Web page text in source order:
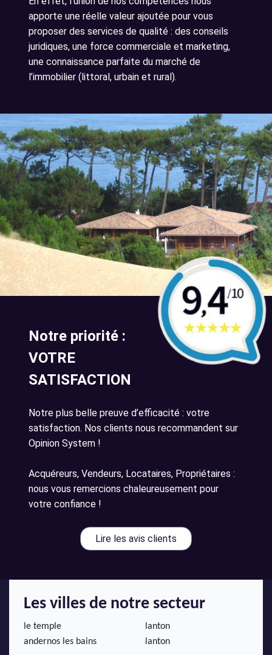
apporte une réelle valeur ajoutée pour vous
proposer des services de qualité : des conseils
juridiques, une force commerciale et marketing,
une connaissance parfaite du marché de
l’immobilier (littoral, urbain et rural).
Notre priorité :
VOTRE
SATISFACTION
Notre plus belle preuve d’efficacité : votre
satisfaction. Nos clients nous recommandent sur
Opinion System !
Acquéreurs, Vendeurs, Locataires, Propriétaires :
nous vous remercions chaleureusement pour
votre confiance !
Lire les avis clients
Les villes de notre secteur
le temple
lanton
andernos les bains
lanton